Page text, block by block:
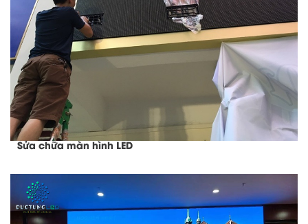
Sửa chữa màn hình LED